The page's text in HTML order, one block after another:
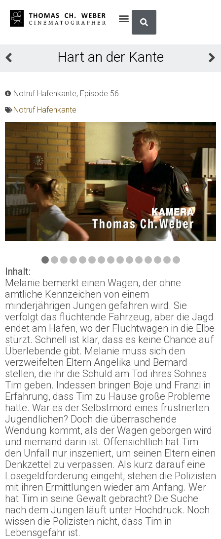
Hart an der Kante
Notruf Hafenkante, Episode 56
Notruf Hafenkante
❮ ❯
Inhalt:
Melanie bemerkt einen Wagen, der ohne
amtliche Kennzeichen von einem
minderjährigen Jungen gefahren wird. Sie
verfolgt das flüchtende Fahrzeug, aber die Jagd
endet am Hafen, wo der Fluchtwagen in die Elbe
stürzt. Schnell ist klar, dass es keine Chance auf
Überlebende gibt. Melanie muss sich den
verzweifelten Eltern Angelika und Bernard
stellen, die ihr die Schuld am Tod ihres Sohnes
Tim geben. Indessen bringen Boje und Franzi in
Erfahrung, dass Tim zu Hause große Probleme
hatte. War es der Selbstmord eines frustrierten
Jugendlichen? Doch die überraschende
Wendung kommt, als der Wagen geborgen wird
und niemand darin ist. Offensichtlich hat Tim
den Unfall nur inszeniert, um seinen Eltern einen
Denkzettel zu verpassen. Als kurz darauf eine
Lösegeldforderung eingeht, stehen die Polizisten
mit ihren Ermittlungen wieder am Anfang. Wer
hat Tim in seine Gewalt gebracht? Die Suche
nach dem Jungen läuft unter Hochdruck. Noch
wissen die Polizisten nicht, dass Tim in
Lebensgefahr ist.